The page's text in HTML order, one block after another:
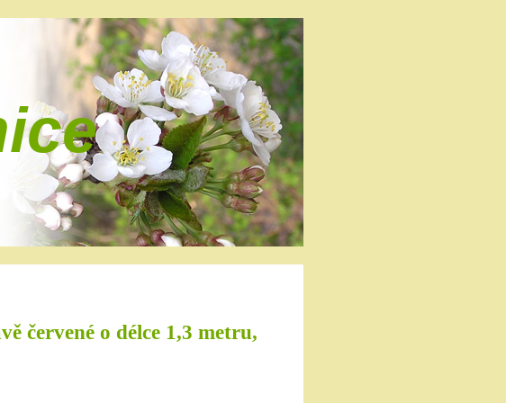
červené o délce 1,3 metru,